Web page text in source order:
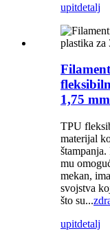
upitdetalj
1,75
TPU
materijal
mu
mekan,
svojstva
što su...
upitdetalj